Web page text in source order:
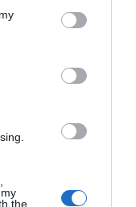
the
tener
en café y
para ayudarlos